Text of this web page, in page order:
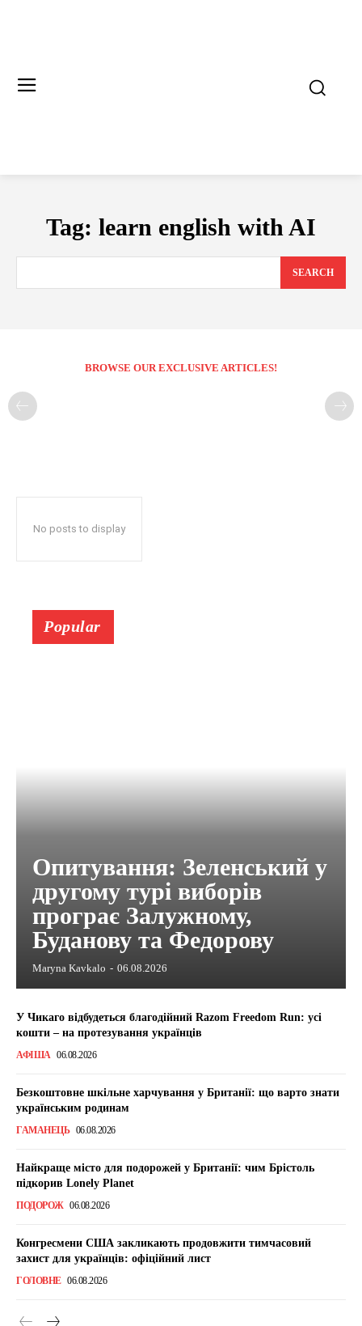
Tag: learn english with AI
SEARCH
BROWSE OUR EXCLUSIVE ARTICLES!
No posts to display
Popular
Опитування: Зеленський у
другому турі виборів
програє Залужному,
Буданову та Федорову
Maryna Kavkalo - 06.08.2026
У Чикаго відбудеться благодійний Razom Freedom Run: усі
кошти – на протезування українців
АФІША 06.08.2026
Безкоштовне шкільне харчування у Британії: що варто знати
українським родинам
ГАМАНЕЦЬ 06.08.2026
Найкраще місто для подорожей у Британії: чим Брістоль
підкорив Lonely Planet
ПОДОРОЖ 06.08.2026
Конгресмени США закликають продовжити тимчасовий
захист для українців: офіційний лист
ГОЛОВНЕ 06.08.2026